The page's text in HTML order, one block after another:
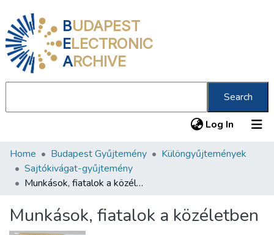
BUDAPEST
ELECTRONIC
ARCHIVE
Search
Log In (current)
Communities & Collections
All of DSpace
About us
Home Budapest Gyűjtemény
Különgyűjtemények
Sajtókivágat-gyűjtemény
Munkások, fiatalok a közéletben
Munkások, fiatalok a közéletben